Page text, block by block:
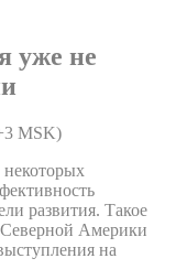
уже не
MSK)
развития. Такое
Северной Америки
на